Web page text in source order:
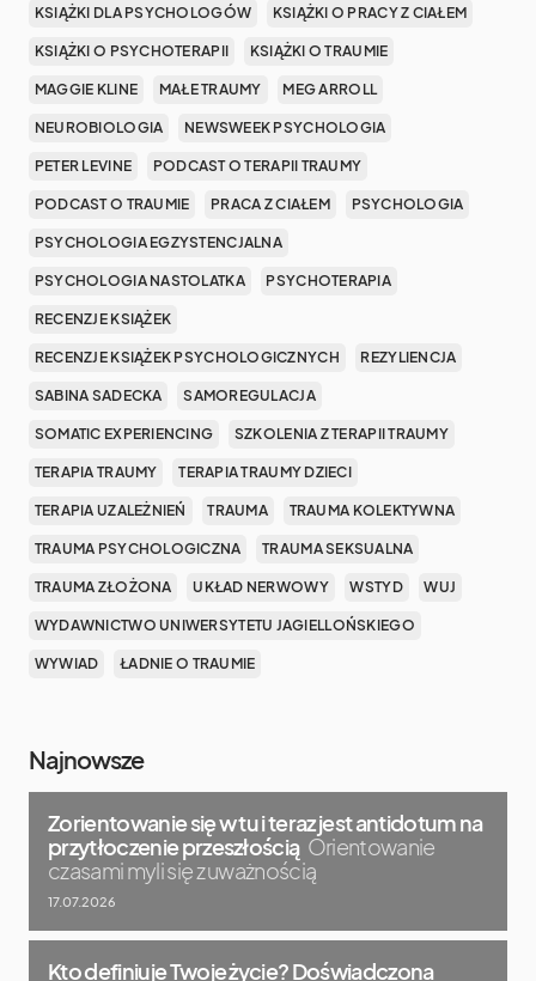
KSIĄŻKI DLA PSYCHOLOGÓW KSIĄŻKI O PRACY Z CIAŁEM
KSIĄŻKI O PSYCHOTERAPII KSIĄŻKI O TRAUMIE
MAGGIE KLINE MAŁE TRAUMY MEG ARROLL
NEUROBIOLOGIA NEWSWEEK PSYCHOLOGIA
PETER LEVINE PODCAST O TERAPII TRAUMY
PODCAST O TRAUMIE PRACA Z CIAŁEM PSYCHOLOGIA
PSYCHOLOGIA EGZYSTENCJALNA
PSYCHOLOGIA NASTOLATKA PSYCHOTERAPIA
RECENZJE KSIĄŻEK
RECENZJE KSIĄŻEK PSYCHOLOGICZNYCH REZYLIENCJA
SABINA SADECKA SAMOREGULACJA
SOMATIC EXPERIENCING SZKOLENIA Z TERAPII TRAUMY
TERAPIA TRAUMY TERAPIA TRAUMY DZIECI
TERAPIA UZALEŻNIEŃ TRAUMA TRAUMA KOLEKTYWNA
TRAUMA PSYCHOLOGICZNA TRAUMA SEKSUALNA
TRAUMA ZŁOŻONA UKŁAD NERWOWY WSTYD WUJ
WYDAWNICTWO UNIWERSYTETU JAGIELLOŃSKIEGO
WYWIAD ŁADNIE O TRAUMIE
Najnowsze
Zorientowanie się w tu i teraz jest antidotum na
przytłoczenie przeszłością Orientowanie
czasami myli się z uważnością
17.07.2026
Kto definiuje Twoje życie? Doświadczona